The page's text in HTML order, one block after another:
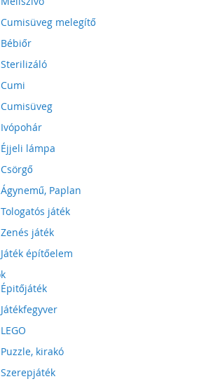
Cumisüveg melegítő
Bébiőr
Sterilizáló
Cumi
Cumisüveg
Ivópohár
Éjjeli lámpa
Csörgő
Ágynemű, Paplan
Tologatós játék
Zenés játék
Játék építőelem
Épitőjáték
Játékfegyver
LEGO
Puzzle, kirakó
Szerepjáték